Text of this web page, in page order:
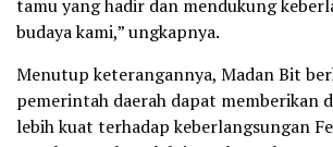
tamu yang hadir dan mendukung
budaya kami,” ungkapnya.
Menutup keterangannya, Madan Bit
pemerintah daerah dapat memberikan
lebih kuat terhadap keberlangsungan